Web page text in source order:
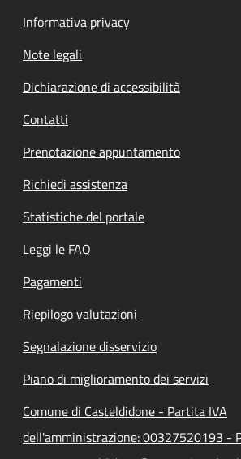
Informativa privacy
Note legali
Dichiarazione di accessibilità
Contatti
Prenotazione appuntamento
Richiedi assistenza
Statistiche del portale
Leggi le FAQ
Pagamenti
Riepilogo valutazioni
Segnalazione disservizio
Piano di miglioramento dei servizi
Comune di Casteldidone - Partita IVA
dell'amministrazione: 00327520193 -